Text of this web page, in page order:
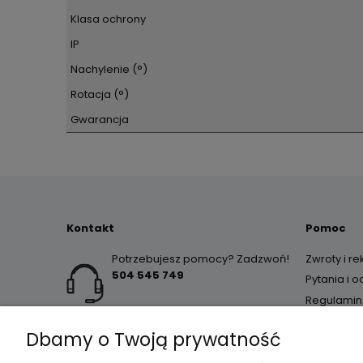
Klasa ochrony
IP
Nachylenie (°)
Rotacja (°)
Gwarancja
Kontakt
Potrzebujesz pomocy? Zadzwoń!
504 545 749
Pomoc
Zwroty i
Pytania i
Regulamin
Dbamy o Twoją prywatność